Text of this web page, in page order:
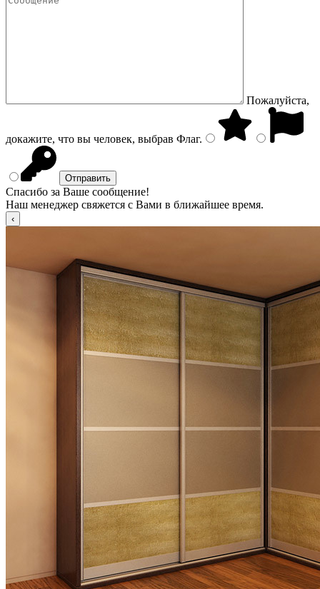
Пожалуйста,
докажите, что вы человек, выбрав Флаг.
Спасибо за Ваше сообщение!
Наш менеджер свяжется с Вами в ближайшее время.